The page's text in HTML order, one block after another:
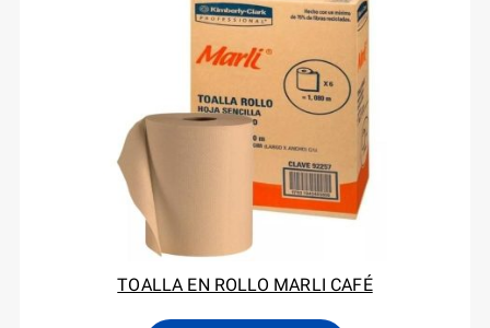
TOALLA EN ROLLO MARLI CAFÉ